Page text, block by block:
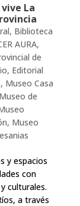
La
, Biblioteca
AURA,
de
, Editorial
, Museo Casa
Museo de
, Museo
y espacios
con
culturales.
a través